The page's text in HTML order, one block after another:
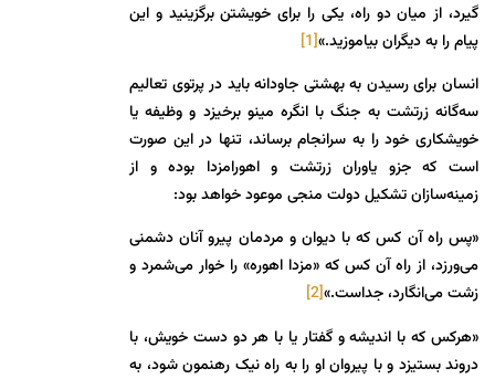
گیرد، از میان دو راه، یکی را برای خویشتن برگزینید و این
پیام را به دیگران بیاموزید.»[1]
انسان برای رسیدن به بهشتی جاودانه باید در پرتوی تعالیم
سه‌گانه زرتشت به جنگ با انگره مینو برخیزد و وظیفه یا
خویشکاری خود را به سرانجام برساند، تنها در این صورت
است که جزو یاوران زرتشت و اهورامزدا بوده و از
زمینه‌سازان تشکیل دولت منجی موعود خواهد بود:
«پس راه آن کس که با دیوان و مردمان پیرو آنان دشمنی
می‌ورزد، از راه آن کس که «مزدا اهوره» را خوار می‌شمرد و
زشت می‌انگارد، جداست.»[2]
«هرکس که با اندیشه و گفتار یا با هر دو دست خویش، با
دروند بستیزد و با پیروان او را به راه نیک رهنمون شود، به